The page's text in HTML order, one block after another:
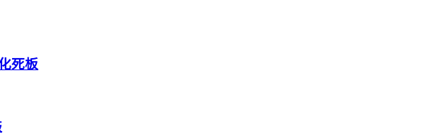
死板